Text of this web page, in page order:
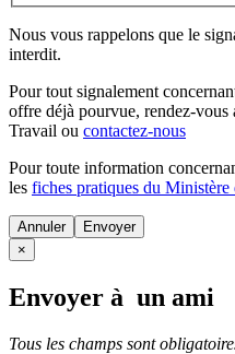
Nous vous rappelons que le
interdit.
Pour tout signalement
offre déjà pourvue, rendez-vous
Travail ou contactez-nous
Pour toute information
les fiches pratiques du Ministère
Annuler
×
Envoyer à un ami
Tous les champs sont